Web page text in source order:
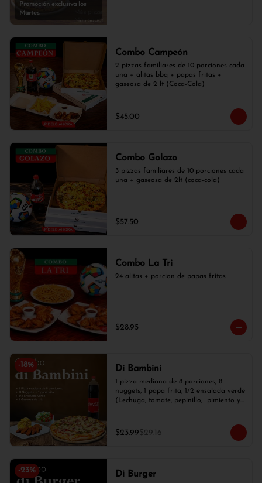
Promoción exclusiva los
Martes.
Combo Campeón
2 pizzas familiares de 10 porciones cada
una + alitas bbq + papas fritas +
gaseosa de 2 lt (Coca-Cola)
$45.00
Combo Golazo
3 pizzas familiares de 10 porciones cada
una + gaseosa de 2lt (coca-cola)
$57.50
Combo La Tri
24 alitas + porcion de papas fritas
$28.95
-18% Di Bambini
1 pizza mediana de 8 porciones, 8
nuggets, 1 papa frita, 1/2 ensalada verde
(Lechuga, tomate, pepinillo,  pimiento y
$23.99$29.16
-23% Di Burger